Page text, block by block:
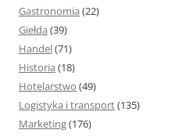
Gastronomia (22)
Giełda (39)
Handel(71)
Historia (18)
Hotelarstwo (49)
Logistyka i transport(135)
Marketing(176)